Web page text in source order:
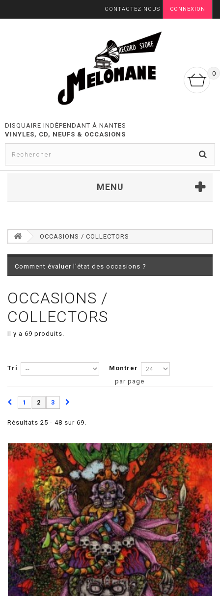
CONNEXION
CONTACTEZ-NOUS
0
DISQUAIRE INDÉPENDANT À NANTES
VINYLES, CD, NEUFS & OCCASIONS
MENU
OCCASIONS / COLLECTORS
Comment évaluer l'état des occasions ?
OCCASIONS /
COLLECTORS
Il y a 69 produits.
Tri
Montrer
par page
1 2 3
Résultats 25 - 48 sur 69.